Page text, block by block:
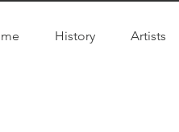
History Artists